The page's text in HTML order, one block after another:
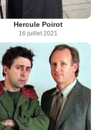
Hercule Poirot
16 juillet 2021